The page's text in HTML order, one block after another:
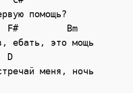
помощь?
F#
Bm
ебать, это мощь
D
меня, ночь